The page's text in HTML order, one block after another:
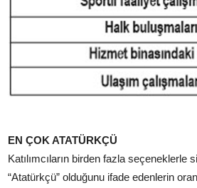
EN ÇOK ATATÜRKÇÜ
Katılımcıların birden fazla seçeneklerle
“Atatürkçü” olduğunu ifade edenlerin